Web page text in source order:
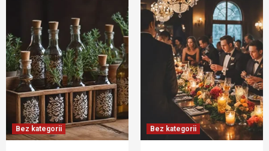
Bez kategorii Bez kategorii